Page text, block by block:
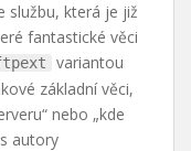
službu, která je již
fantastické věci
variantou
základní věci,
nebo „kde
autory